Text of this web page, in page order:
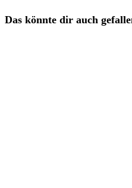
Das könnte dir auch